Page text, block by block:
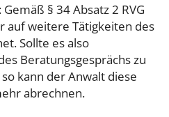
§ 34 Absatz 2 RVG
auf weitere Tätigkeiten des
Sollte es also
Beratungsgesprächs zu
kann der Anwalt diese
abrechnen.